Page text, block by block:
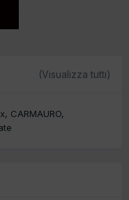
(Visualizza tutti)
CARMAURO